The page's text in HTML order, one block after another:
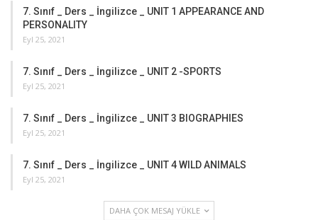
7. Sınıf _ Ders _ İngilizce _ UNIT 1 APPEARANCE AND
PERSONALITY
Eyl 25, 2021
7. Sınıf _ Ders _ İngilizce _ UNIT 2 -SPORTS
Eyl 25, 2021
7. Sınıf _ Ders _ İngilizce _ UNIT 3 BIOGRAPHIES
Eyl 25, 2021
7. Sınıf _ Ders _ İngilizce _ UNIT 4 WILD ANIMALS
Eyl 25, 2021
DAHA ÇOK MESAJ YÜKLE